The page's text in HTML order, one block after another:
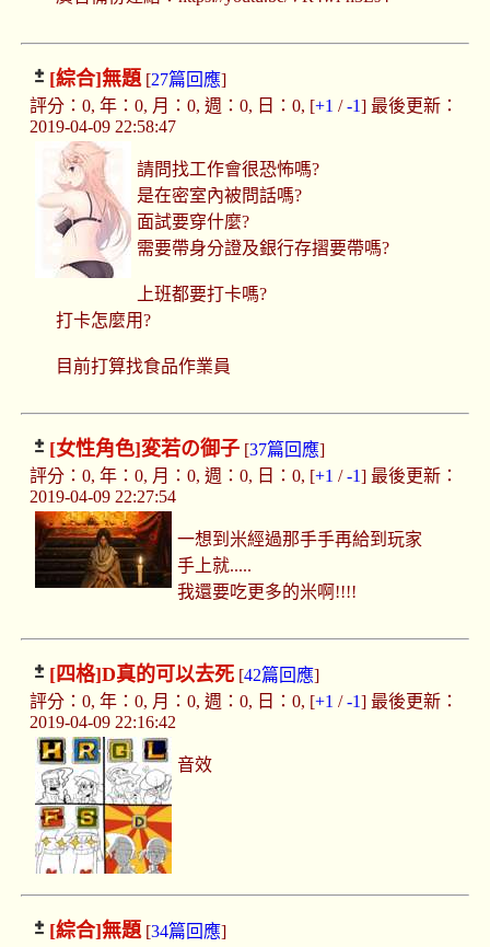
[綜合]無題[27篇回應]
評分：0, 年：0, 月：0, 週：0, 日：0, [+1 /-1] 最後更新：
2019-04-09 22:58:47
請問找工作會很恐怖嗎?
是在密室內被問話嗎?
面試要穿什麼?
需要帶身分證及銀行存摺要帶嗎?
上班都要打卡嗎?
打卡怎麼用?
目前打算找食品作業員
[女性角色]変若の御子[37篇回應]
評分：0, 年：0, 月：0, 週：0, 日：0, [+1 /-1] 最後更新：
2019-04-09 22:27:54
一想到米經過那手手再給到玩家
手上就.....
我還要吃更多的米啊!!!!
[四格]D真的可以去死[42篇回應]
評分：0, 年：0, 月：0, 週：0, 日：0, [+1 /-1] 最後更新：
2019-04-09 22:16:42
音效
[綜合]無題[34篇回應]